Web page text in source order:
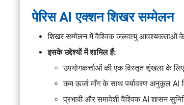
पेरिस AI एक्शन शिखर सम्मेलन
शिखर सम्मेलन में वैश्विक जलवायु आवश्यकताओं के
इसके उद्देश्यों में शामिल हैं:
उपयोगकर्त्ताओं की एक विस्तृत शृंखला के
कम ऊर्जा माँग के साथ पर्यावरण अनुकूल AI
प्रभावी और समावेशी वैश्विक AI शासन